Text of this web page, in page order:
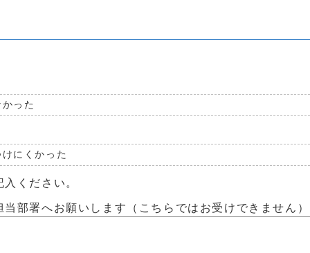
った
けにくかった
ください。
部署へお願いします（こちらではお受けできません